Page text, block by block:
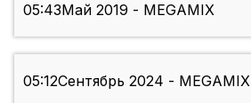
05:43Май 2019 - MEGAMIX
05:12Сентябрь 2024 - MEGAMIX